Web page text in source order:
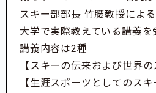
スキー部部長 竹腰教授によ
大学で実際教えている講義を
講義内容は2種
【スキーの伝来および世界の
【生涯スポーツとしてのスキ